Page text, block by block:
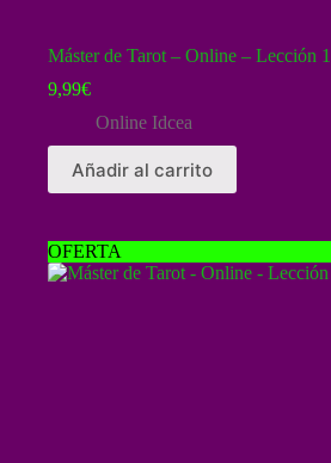
Máster de Tarot – Online – Lección 1
9,99€
Online Idcea
Añadir al carrito
OFERTA